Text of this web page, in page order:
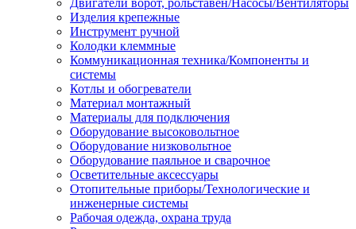
Двигатели ворот, рольставен/Насосы/Вентиляторы
Изделия крепежные
Инструмент ручной
Колодки клеммные
Коммуникационная техника/Компоненты и
системы
Котлы и обогреватели
Материал монтажный
Материалы для подключения
Оборудование высоковольтное
Оборудование низковольтное
Оборудование паяльное и сварочное
Осветительные аксессуары
Отопительные приборы/Технологические и
инженерные системы
Рабочая одежда, охрана труда